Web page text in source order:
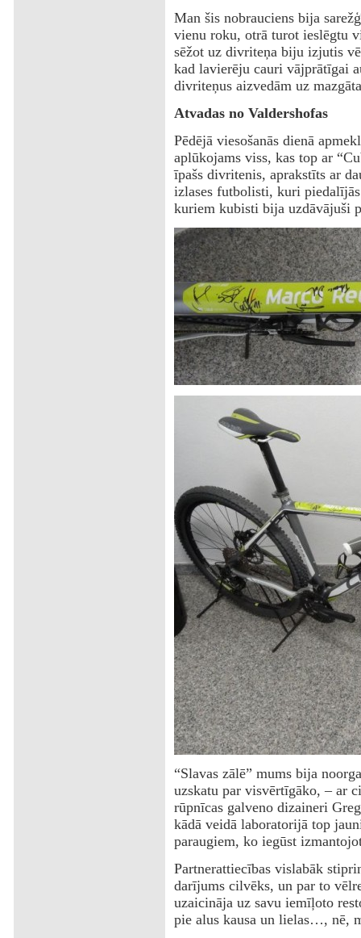
Man šis nobrauciens bija
vienu roku, otrā turot ieslēgtu
sēžot uz divriteņa biju izjutis
kad lavierēju cauri vājprātīgai
divriteņus aizvedām uz
Atvadas no Valdershofas
Pēdējā viesošanās dienā
aplūkojams viss, kas top ar
īpašs divritenis, aprakstīts ar
izlases futbolisti, kuri
kuriem kubisti bija uzdāvājuši
“Slavas zālē” mums bija
uzskatu par visvērtīgāko, – ar
rūpnīcas galveno dizaineri
kādā veidā laboratorijā top
paraugiem, ko iegūst
Partnerattiecības vislabāk
darījums cilvēks, un par to
uzaicināja uz savu iemīļoto
pie alus kausa un lielas…, nē,